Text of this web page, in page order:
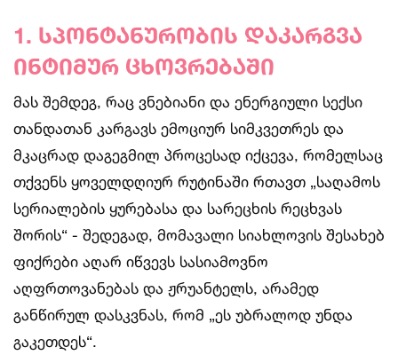
1. სპონტანურობის დაკარგვა
ინტიმურ ცხოვრებაში
მას შემდეგ, რაც ვნებიანი და ენერგიული სექსი
თანდათან კარგავს ემოციურ სიმკვეთრეს და
მკაცრად დაგეგმილ პროცესად იქცევა, რომელსაც
თქვენს ყოველდღიურ რუტინაში რთავთ „საღამოს
სერიალების ყურებასა და სარეცხის რეცხვას
შორის“ - შედეგად, მომავალი სიახლოვის შესახებ
ფიქრები აღარ იწვევს სასიამოვნო
აღფრთოვანებას და ჟრუანტელს, არამედ
განწირულ დასკვნას, რომ „ეს უბრალოდ უნდა
გაკეთდეს“.